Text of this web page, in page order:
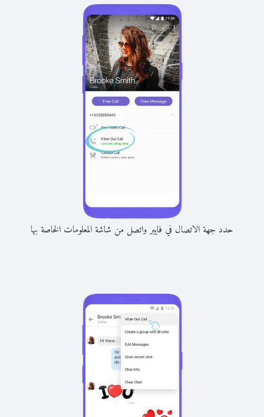
حدد جهة الاتصال في فايبر واتصل من شاشة المعلومات الخاصة بها